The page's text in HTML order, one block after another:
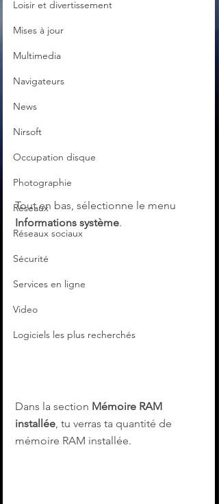
Loisir et divertissement
Mises à jour
Multimedia
Navigateurs
News
Nirsoft
Occupation disque
Photographie
Réseaux
Réseaux sociaux
Sécurité
Services en ligne
Video
Logiciels les plus recherchés
Tout en bas, sélectionne le menu
Informations système.
Dans la section Mémoire RAM
installée , tu verras ta quantité de
mémoire RAM installée.